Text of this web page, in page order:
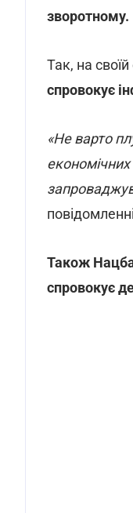
зворотному.
Так, на своїй
спровокує
«Не варто
Також
спровокує